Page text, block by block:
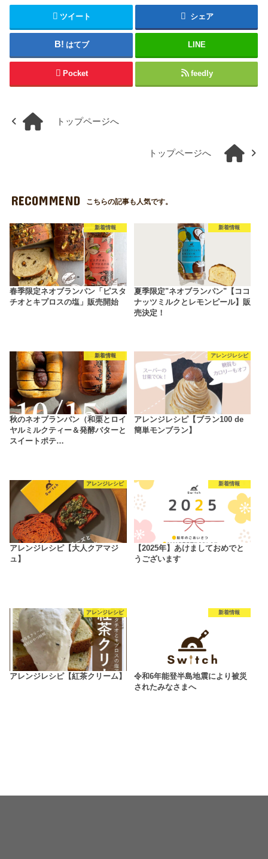
ツイート シェア
はてブ LINE
Pocket feedly
トップページへ
トップページへ
RECOMMEND こちらの記事も人気です。
新着情報
春季限定ネオブランパン「ピスタ
チオとキプロスの塩」販売開始
新着情報
夏季限定"ネオブランパン"【ココ
ナッツミルクとレモンピール】販
売決定！
新着情報
秋のネオブランパン（和栗とロイ
ヤルミルクティー＆発酵バターと
スイートポテ…
アレンジレシピ
アレンジレシピ【ブラン100 de
簡単モンブラン】
アレンジレシピ
アレンジレシピ【大人クアマジ
ュ】
新着情報
【2025年】あけましておめでと
うございます
アレンジレシピ
アレンジレシピ【紅茶クリーム】
新着情報
令和6年能登半島地震により被災
されたみなさまへ